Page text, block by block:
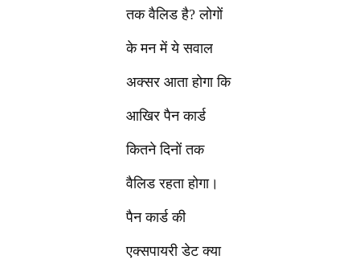
तक वैलिड है? लोगों
के मन में ये सवाल
अक्सर आता होगा कि
आखिर पैन कार्ड
कितने दिनों तक
वैलिड रहता होगा।
पैन कार्ड की
एक्सपायरी डेट क्या